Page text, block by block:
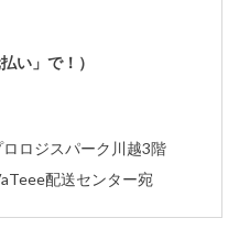
い」で！）
ロジスパーク川越3階
配送センター宛